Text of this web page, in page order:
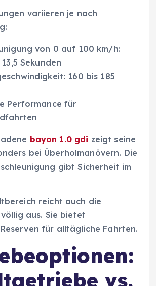
variieren je nach
von 0 auf 100 km/h:
Sekunden
160 bis 185
Performance für
bayon 1.0 gdi zeigt seine
bei Überholmanövern. Die
gibt Sicherheit im
reicht auch die
aus. Sie bietet
für alltägliche Fahrten.
vs.